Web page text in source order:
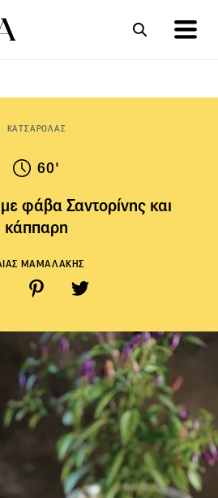
ΚΑΤΣΑΡΟΛΑΣ
60'
φάβα Σαντορίνης και
κάππαρη
ΜΑΜΑΛΑΚΗΣ